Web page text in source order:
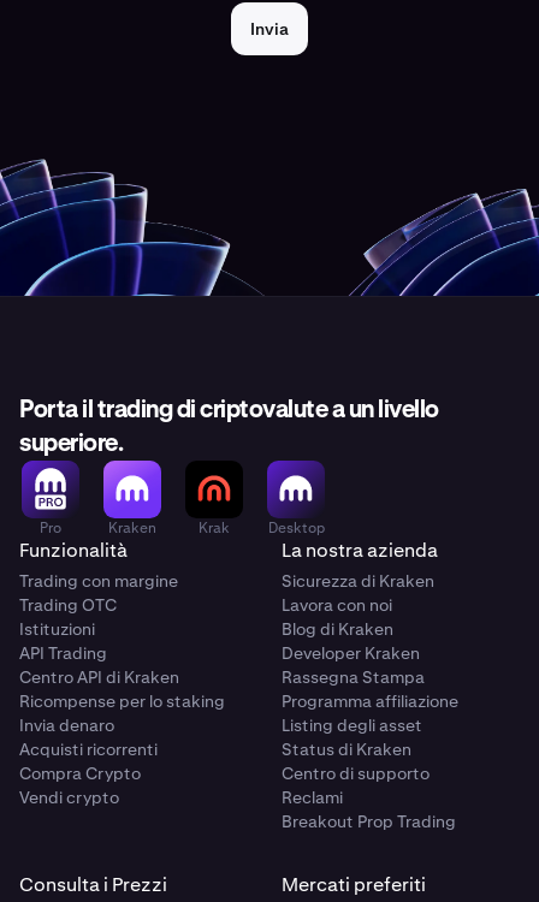
Invia
Porta il trading di criptovalute a un livello
superiore.
Pro Kraken Krak Desktop
Funzionalità
Trading con margine
Trading OTC
Istituzioni
API Trading
Centro API di Kraken
Ricompense per lo staking
Invia denaro
Acquisti ricorrenti
Compra Crypto
Vendi crypto
La nostra azienda
Sicurezza di Kraken
Lavora con noi
Blog di Kraken
Developer Kraken
Rassegna Stampa
Programma affiliazione
Listing degli asset
Status di Kraken
Centro di supporto
Reclami
Breakout Prop Trading
Consulta i Prezzi Mercati preferiti